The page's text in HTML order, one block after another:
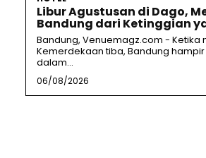
Libur Agustusan di Dago,
Bandung dari Ketinggian
Bandung, Venuemagz.com - Ketika
Kemerdekaan tiba, Bandung
dalam...
06/08/2026